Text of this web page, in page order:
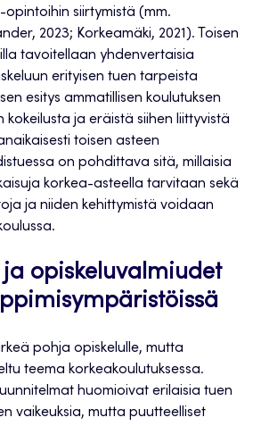
siirtymistä (mm.
2023; Korkeamäki, 2021). Toisen
tavoitellaan yhdenvertaisia
erityisen tuen tarpeista
esitys ammatillisen koulutuksen
kokeilusta ja eräistä siihen liittyvistä
toisen asteen
on pohdittava sitä, millaisia
korkea-asteella tarvitaan sekä
ja niiden kehittymistä voidaan
opiskeluvalmiudet
pohja opiskelulle, mutta
teema korkeakoulutuksessa.
huomioivat erilaisia tuen
vaikeuksia, mutta puutteelliset